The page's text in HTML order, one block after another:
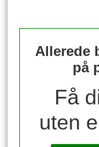
Allerede
på
Få
uten